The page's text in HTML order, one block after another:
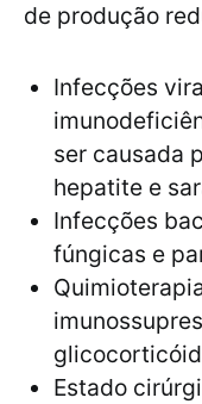
de produção
Infecções
ser causada
hepatite e
Infecções
fúngicas e
Estado